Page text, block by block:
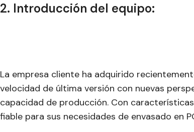
2. Introducción del equipo:
La empresa cliente ha adquirido
velocidad de última versión con nuevas
capacidad de producción. Con
fiable para sus necesidades de envasado en